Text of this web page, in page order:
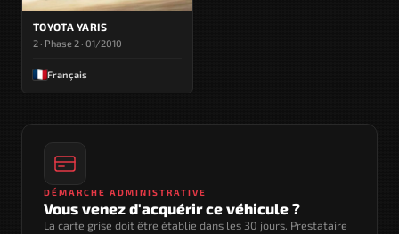
TOYOTA YARIS
2 · Phase 2 · 01/2010
Français
DÉMARCHE ADMINISTRATIVE
Vous venez d'acquérir ce véhicule ?
La carte grise doit être établie dans les 30 jours. Prestataire